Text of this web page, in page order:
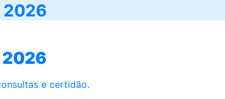
2026
2026
e certidão.